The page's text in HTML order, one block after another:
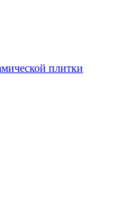
плитки